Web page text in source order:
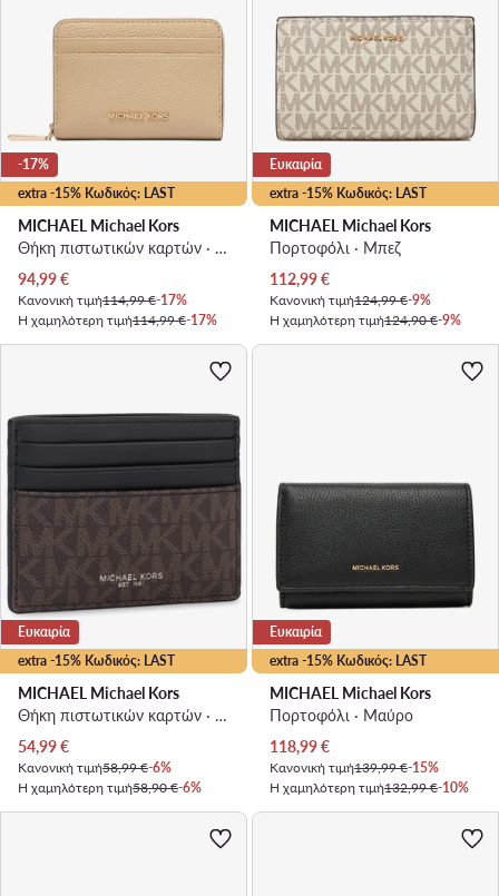
extra -15% Κωδικός: LAST
-17%
MICHAEL Michael Kors
Θήκη πιστωτικών καρτών · Ανοιχτό μπεζ
Τρέχουσα τιμή
94,99€
Κανονική τιμή114,99 €-17%
Η χαμηλότερη τιμή114,99 €-17%
extra -15% Κωδικός: LAST
Ευκαιρία
MICHAEL Michael Kors
Πορτοφόλι · Μπεζ
Τρέχουσα τιμή
112,99€
Κανονική τιμή124,99 €-9%
Η χαμηλότερη τιμή124,90 €-9%
extra -15% Κωδικός: LAST
Ευκαιρία
MICHAEL Michael Kors
Θήκη πιστωτικών καρτών · Μαύρο
Τρέχουσα τιμή
54,99€
Κανονική τιμή58,99 €-6%
Η χαμηλότερη τιμή58,90 €-6%
extra -15% Κωδικός: LAST
Ευκαιρία
MICHAEL Michael Kors
Πορτοφόλι · Μαύρο
Τρέχουσα τιμή
118,99€
Κανονική τιμή139,99 €-15%
Η χαμηλότερη τιμή132,99 €-10%